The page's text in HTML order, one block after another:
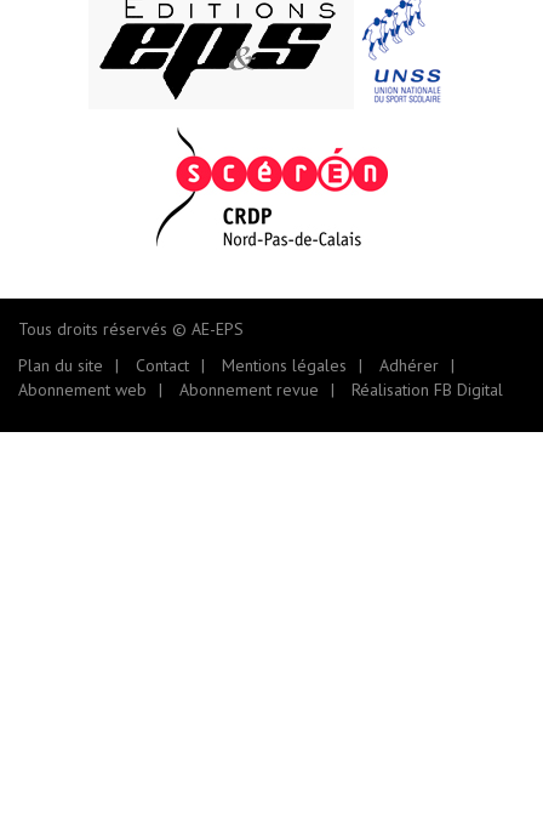
Tous droits réservés © AE-EPS
Plan du site
Contact Mentions légales
Adhérer
Abonnement web
Abonnement revue Réalisation FB Digital